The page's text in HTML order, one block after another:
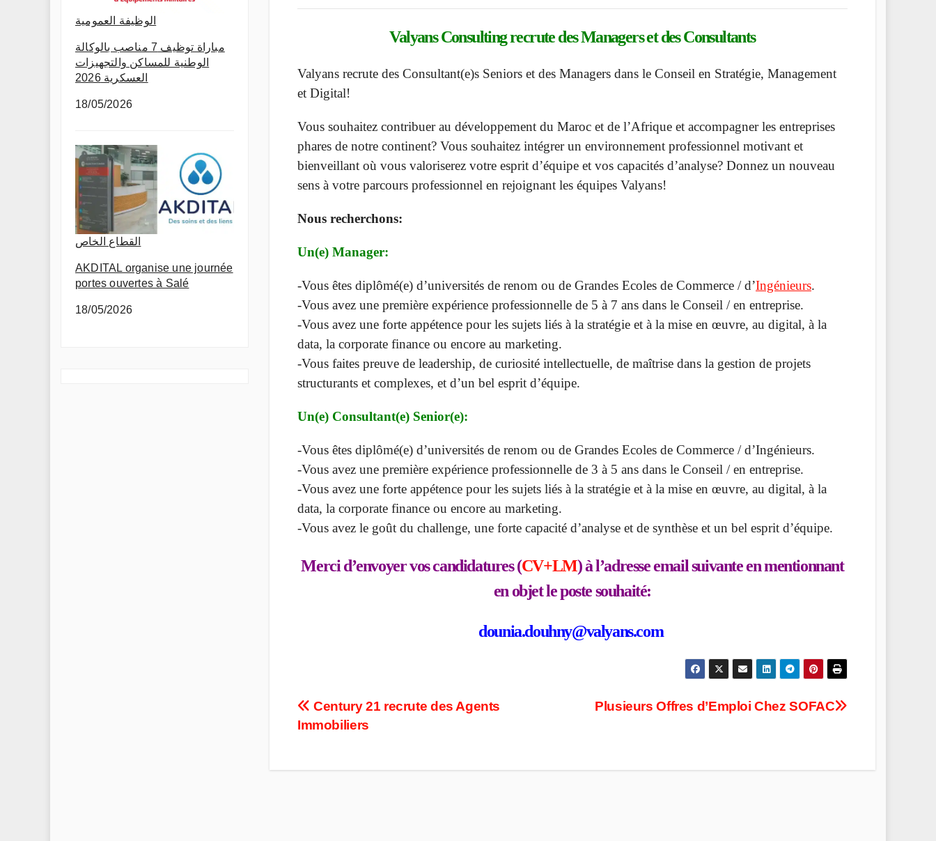
الوظيفة العمومية
مباراة توظيف 7 مناصب بالوكالة
الوطنية للمساكن والتجهيزات
العسكرية 2026
18/05/2026
القطاع الخاص
AKDITAL organise une journée
portes ouvertes à Salé
18/05/2026
ValyansConsultingrecrute des Managers et des Consultants
Valyans recrute des Consultant(e)s Seniors et des Managers dans le Conseil en Stratégie, Management
et Digital!
Vous souhaitez contribuer au développement du Maroc et de l’Afrique et accompagner les entreprises
phares de notre continent? Vous souhaitez intégrer un environnement professionnel motivant et
bienveillant où vous valoriserez votre esprit d’équipe et vos capacités d’analyse? Donnez un nouveau
sens à votre parcours professionnel en rejoignant les équipes Valyans!
Nous recherchons:
Un(e) Manager:
-Vous êtes diplômé(e) d’universités de renom ou de Grandes Ecoles de Commerce / d’Ingénieurs.
-Vous avez une première expérience professionnelle de 5 à 7 ans dans le Conseil / en entreprise.
-Vous avez une forte appétence pour les sujets liés à la stratégie et à la mise en œuvre, au digital, à la
data, la corporate finance ou encore au marketing.
-Vous faites preuve de leadership, de curiosité intellectuelle, de maîtrise dans la gestion de projets
structurants et complexes, et d’un bel esprit d’équipe.
Un(e) Consultant(e) Senior(e):
-Vous êtes diplômé(e) d’universités de renom ou de Grandes Ecoles de Commerce / d’Ingénieurs.
-Vous avez une première expérience professionnelle de 3 à 5 ans dans le Conseil / en entreprise.
-Vous avez une forte appétence pour les sujets liés à la stratégie et à la mise en œuvre, au digital, à la
data, la corporate finance ou encore au marketing.
-Vous avez le goût du challenge, une forte capacité d’analyse et de synthèse et un bel esprit d’équipe.
Merci d’envoyer vos candidatures (CV+LM) à l’adresse email suivante en mentionnant
en objet le poste souhaité:
dounia.douhny@valyans.com
Post
Plusieurs Offres d’Emploi Chez SOFAC
Century 21 recrute des Agents
Immobiliers